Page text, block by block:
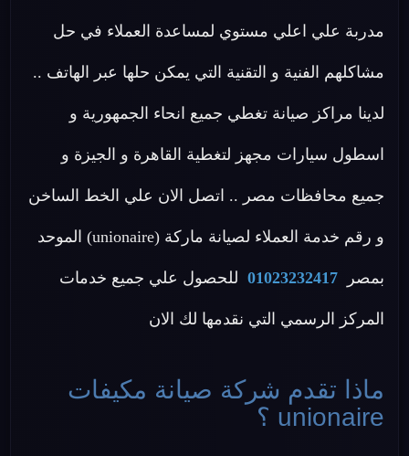
مدربة علي اعلي مستوي لمساعدة العملاء في حل
مشاكلهم الفنية و التقنية التي يمكن حلها عبر الهاتف ..
لدينا مراكز صيانة تغطي جميع انحاء الجمهورية و
اسطول سيارات مجهز لتغطية القاهرة و الجيزة و
جميع محافظات مصر .. اتصل الان علي الخط الساخن
و رقم خدمة العملاء لصيانة ماركة (unionaire) الموحد
بمصر 01023232417 للحصول علي جميع خدمات
المركز الرسمي التي نقدمها لك الان
ماذا تقدم شركة صيانة مكيفات
unionaire ؟